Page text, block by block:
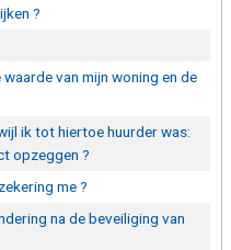
?
van mijn woning en de
ik tot hiertoe huurder was:
opzeggen ?
me ?
na de beveiliging van